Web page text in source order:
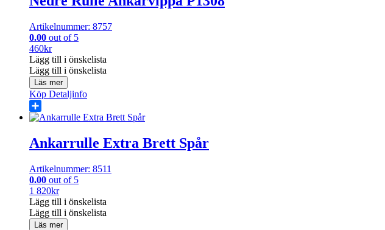
Artikelnummer: 8757
0.00 out of 5
460kr
Lägg till i önskelista
Lägg till i önskelista
Läs mer
Köp Detaljinfo
Share
Ankarrulle Extra Brett Spår
Artikelnummer: 8511
0.00 out of 5
1 820kr
Lägg till i önskelista
Lägg till i önskelista
Läs mer